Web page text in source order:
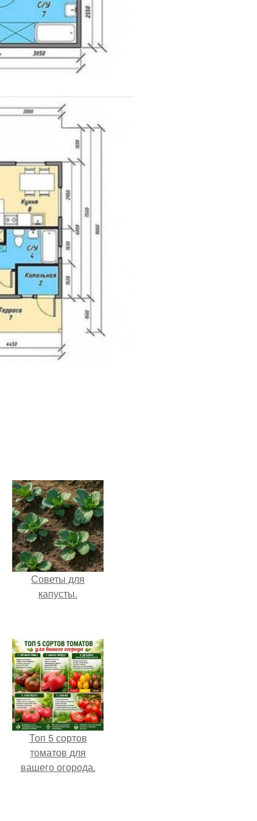
Советы для
капусты.
Топ 5 сортов
томатов для
вашего огорода.